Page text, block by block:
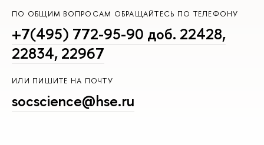
ПО ОБЩИМ ВОПРОСАМ ОБРАЩАЙТЕСЬ ПО ТЕЛЕФОНУ
+7(495) 772-95-90 доб. 22428,
22834, 22967
ИЛИ ПИШИТЕ НА ПОЧТУ
socscience@hse.ru